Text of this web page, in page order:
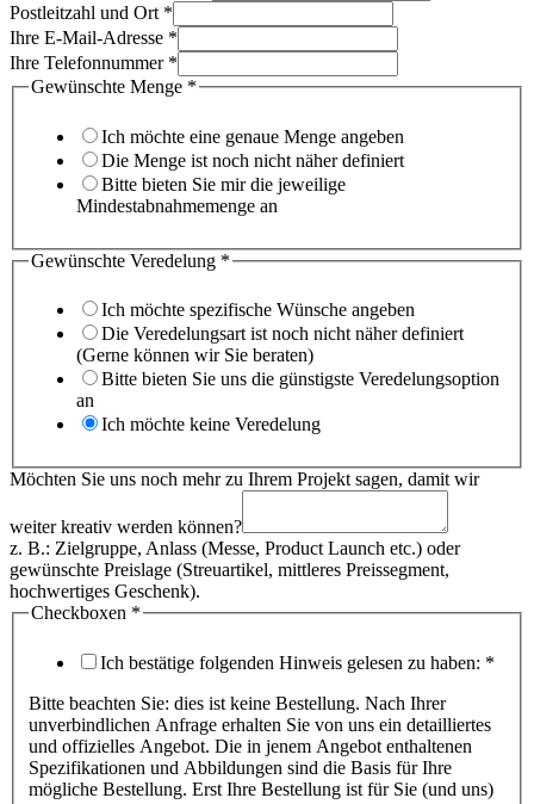
Postleitzahl und Ort *
Ihre E-Mail-Adresse *
Ihre Telefonnummer *
Gewünschte Menge *
Ich möchte eine genaue Menge angeben
Die Menge ist noch nicht näher definiert
Bitte bieten Sie mir die jeweilige
Mindestabnahmemenge an
Gewünschte Veredelung *
Ich möchte spezifische Wünsche angeben
Die Veredelungsart ist noch nicht näher definiert
(Gerne können wir Sie beraten)
Bitte bieten Sie uns die günstigste Veredelungsoption
an
Ich möchte keine Veredelung
Möchten Sie uns noch mehr zu Ihrem Projekt sagen, damit wir
weiter kreativ werden können?
z. B.: Zielgruppe, Anlass (Messe, Product Launch etc.) oder
gewünschte Preislage (Streuartikel, mittleres Preissegment,
hochwertiges Geschenk).
Checkboxen *
Ich bestätige folgenden Hinweis gelesen zu haben: *
Bitte beachten Sie: dies ist keine Bestellung. Nach Ihrer
unverbindlichen Anfrage erhalten Sie von uns ein detailliertes
und offizielles Angebot. Die in jenem Angebot enthaltenen
Spezifikationen und Abbildungen sind die Basis für Ihre
mögliche Bestellung. Erst Ihre Bestellung ist für Sie (und uns)